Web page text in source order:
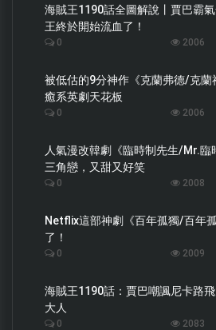
海賊王1190話全圖解說丨賈巴霸
王終於開始流血了！
0 2006
被低估的9分神作《克蘭弗德/克蘭
癒系英劇天花板
0 2006
人氣漫改韓劇《臨時制先生/Mr.臨
三角戀，又甜又好笑
0 2008
Netflix這部神劇《百年孤獨/百年
了！
0 2009
海賊王1190話：賈巴嘲諷尼卡路
大人
0 2083